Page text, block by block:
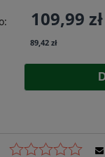
Cena nie zawiera
płatności
109,99 zł
89,42 zł